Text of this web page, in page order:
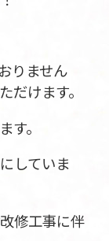
りません
だけます。
す。
していま
修工事に伴